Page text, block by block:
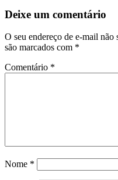
Deixe um comentário
O seu endereço de e-mail não
são marcados com *
Comentário *
Nome *